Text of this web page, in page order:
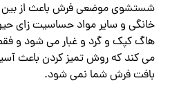
شستشوی موضعی فرش باعث از بین
خانگی و سایر مواد حساسیت زای
هاگ کپک و گرد و غبار می شود و
می کند که روش تمیز کردن باعث
بافت فرش شما نمی شود.